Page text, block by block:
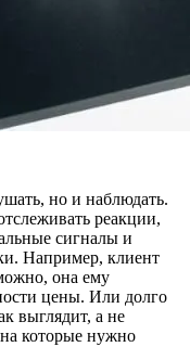
но и наблюдать.
реакции,
сигналы и
Например, клиент
она ему
цены. Или долго
выглядит, а не
которые нужно